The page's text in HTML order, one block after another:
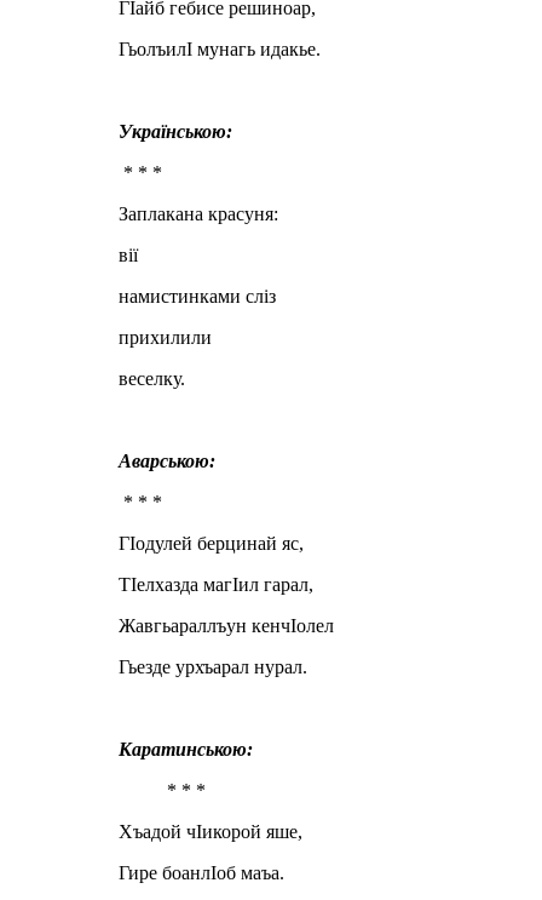
ГIайб гебисе решиноар,
ГьолъилI мунагь идакье.
Українською:
* * *
Заплакана красуня:
вії
намистинками сліз
прихилили
веселку.
Аварською:
* * *
ГIодулей берцинай яс,
ТIелхазда магIил гарал,
Жавгьараллъун кенчIолел
Гьезде урхъарал нурал.
Каратинською:
* * *
Хъадой чIикорой яше,
Гире боанлIоб маъа.